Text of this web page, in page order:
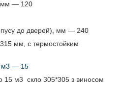
мм — 120
до дверей), мм — 240
мм, с термостойким
м3 — 15
15 м3 скло 305*305 з виносом